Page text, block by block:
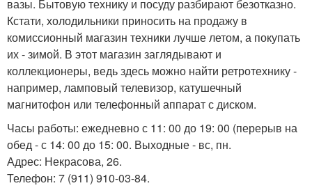
вазы. Бытовую технику и посуду разбирают безотказно.
Кстати, холодильники приносить на продажу в
комиссионный магазин техники лучше летом, а покупать
их - зимой. В этот магазин заглядывают и
коллекционеры, ведь здесь можно найти ретротехнику -
например, ламповый телевизор, катушечный
магнитофон или телефонный аппарат с диском.
Часы работы: ежедневно с 11: 00 до 19: 00 (перерыв на
обед - с 14: 00 до 15: 00. Выходные - вс, пн.
Адрес: Некрасова, 26.
Телефон: 7 (911) 910-03-84.